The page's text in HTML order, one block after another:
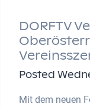
DORFTV
Posted
Mit dem neuen